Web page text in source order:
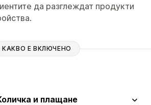
да разглеждат продукти
КАКВО Е ВКЛЮЧЕНО
и плащане